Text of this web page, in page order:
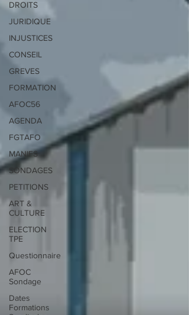
DROITS
JURIDIQUE
INJUSTICES
CONSEIL
GREVES
FORMATION
AFOC56
AGENDA
FGTAFO
MANIFS
SONDAGES
PETITIONS
ART &
CULTURE
ELECTION
TPE
Questionnaire
AFOC
Sondage
Dates
Formations